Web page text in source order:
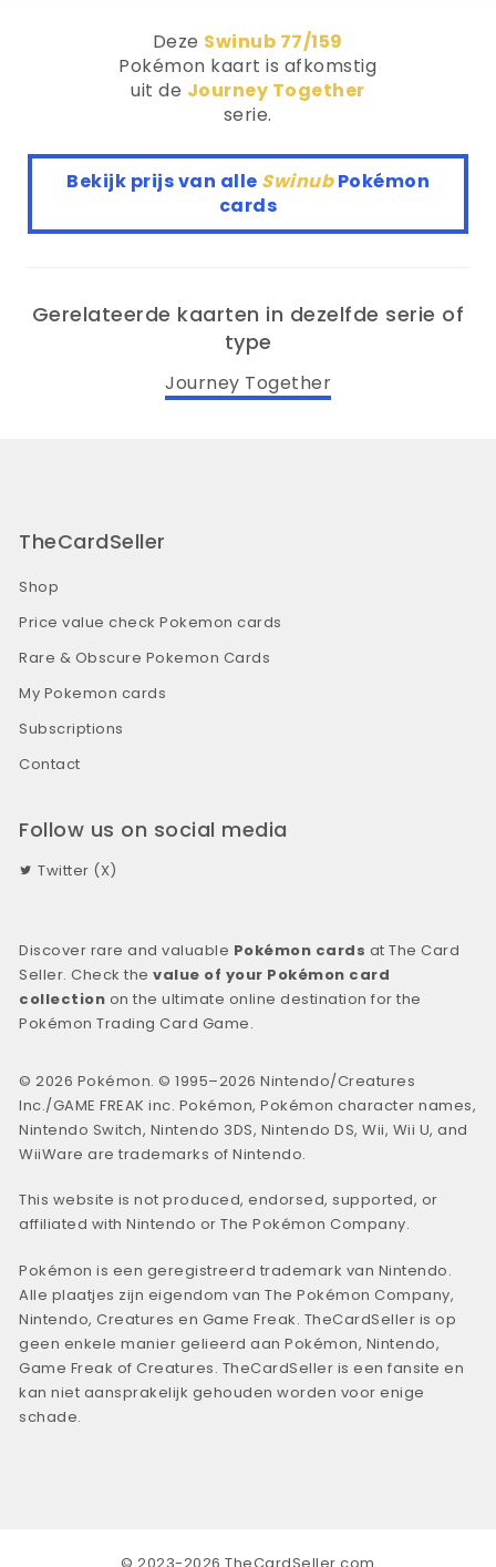
Deze Swinub 77/159
Pokémon kaart is afkomstig
uit de Journey Together
serie.
Bekijk prijs van alle SwinubPokémon
cards
Gerelateerde kaarten in dezelfde serie of
type
Journey Together
TheCardSeller
Shop
Price value check Pokemon cards
Rare & Obscure Pokemon Cards
My Pokemon cards
Subscriptions
Contact
Follow us on social media
Twitter (X)
Discover rare and valuable Pokémon cards at The Card
Seller. Check thevalue of your Pokémon card
collection on the ultimate online destination for the
Pokémon Trading Card Game.
© 2026 Pokémon. © 1995–2026 Nintendo/Creatures
Inc./GAME FREAK inc. Pokémon, Pokémon character names,
Nintendo Switch, Nintendo 3DS, Nintendo DS, Wii, Wii U, and
WiiWare are trademarks of Nintendo.
This website is not produced, endorsed, supported, or
affiliated with Nintendo or The Pokémon Company.
Pokémon is een geregistreerd trademark van Nintendo.
Alle plaatjes zijn eigendom van The Pokémon Company,
Nintendo, Creatures en Game Freak. TheCardSeller is op
geen enkele manier gelieerd aan Pokémon, Nintendo,
Game Freak of Creatures. TheCardSeller is een fansite en
kan niet aansprakelijk gehouden worden voor enige
schade.
© 2023-2026 TheCardSeller.com